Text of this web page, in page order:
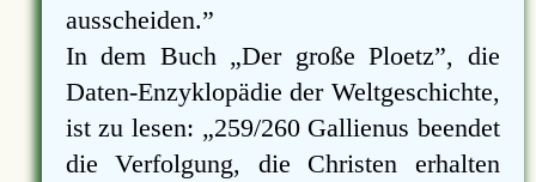
ausscheiden.
In dem Buch
Der große Ploetz , die
Daten-Enzyklopädie der Weltgeschichte,
ist zu lesen:
259/260 Gallienus beendet
die Verfolgung, die Christen erhalten